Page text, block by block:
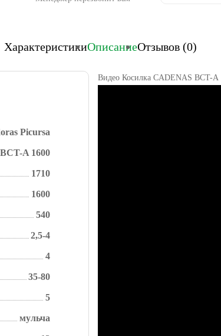
ХарактеристикиОписаниеОтзывов (0)
Picursa
A 1600
1710
1600
540
2,5-4
4
35-80
5
мульча
Видео Косилка CADENAS BCT-A